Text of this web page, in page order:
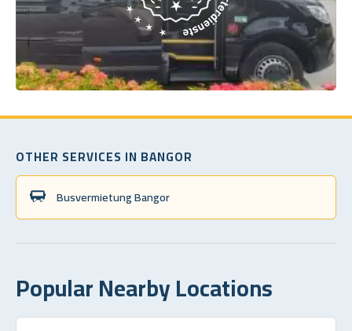
OTHER SERVICES IN BANGOR
Busvermietung Bangor
Popular Nearby Locations